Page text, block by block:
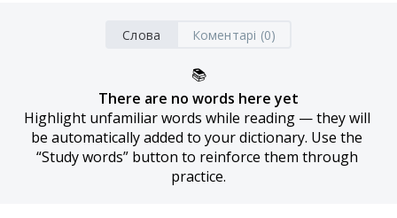
Слова Коментарі (0)
📚
There are no words here yet
Highlight unfamiliar words while reading — they will
be automatically added to your dictionary. Use the
“Study words” button to reinforce them through
practice.